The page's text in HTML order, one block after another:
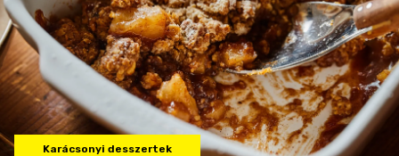
Karácsonyi desszertek